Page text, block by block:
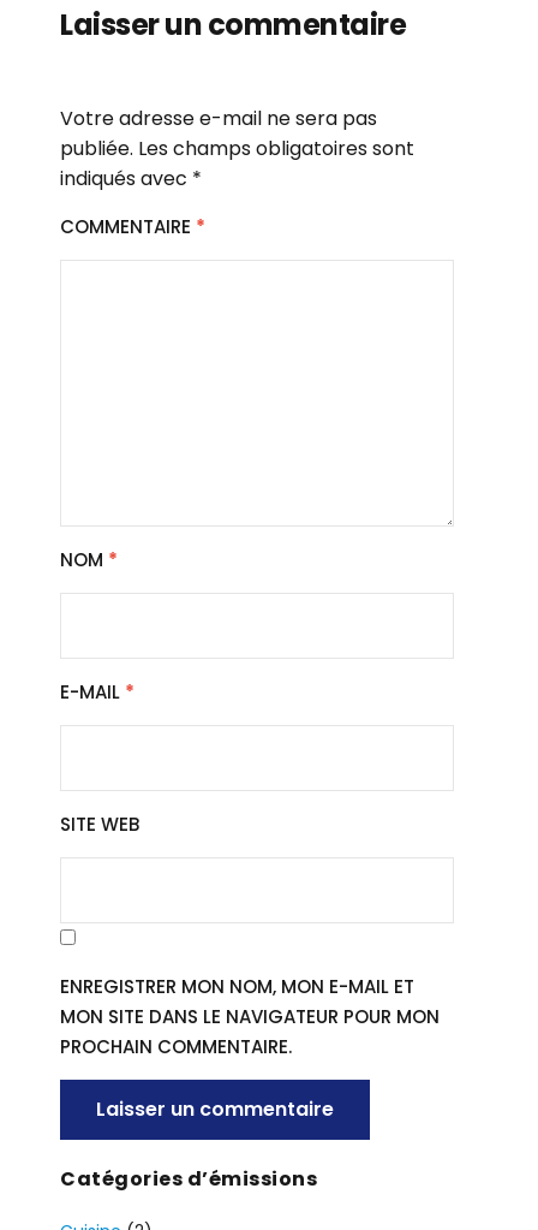
Laisser un commentaire
Votre adresse e-mail ne sera pas
publiée. Les champs obligatoires sont
indiqués avec *
COMMENTAIRE *
NOM *
E-MAIL *
SITE WEB
ENREGISTRER MON NOM, MON E-MAIL ET
MON SITE DANS LE NAVIGATEUR POUR MON
PROCHAIN COMMENTAIRE.
A
Catégories d’émissions